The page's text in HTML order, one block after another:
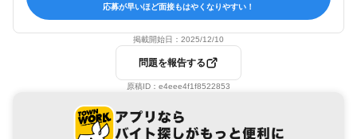
応募が早いほど面接もはやくなりやすい！
掲載開始日： 2025/12/10
問題を報告する
原稿ID： e4eee4f1f8522853